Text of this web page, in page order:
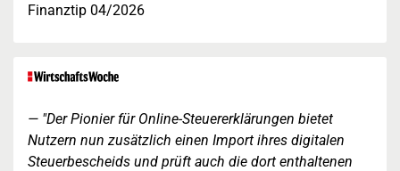
Finanztip 04/2026
"Der Pionier für Online-Steuererklärungen bietet
Nutzern nun zusätzlich einen Import ihres digitalen
Steuerbescheids und prüft auch die dort enthaltenen